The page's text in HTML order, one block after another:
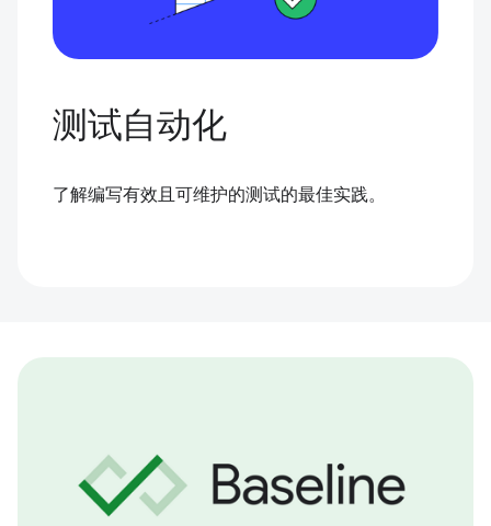
测试自动化
了解编写有效且可维护的测试的最佳实践。